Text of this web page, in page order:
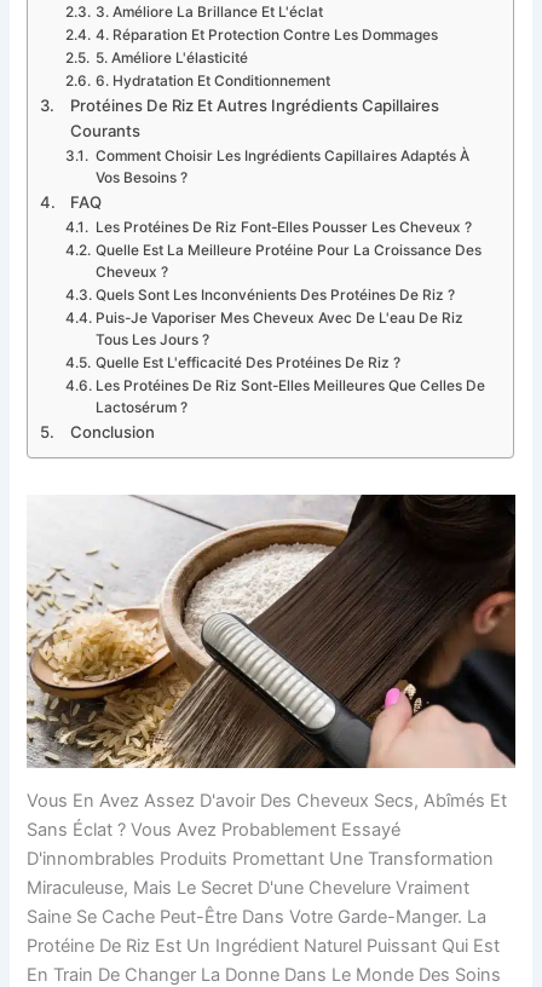
3. Améliore La Brillance Et L'éclat
4. Réparation Et Protection Contre Les Dommages
5. Améliore L'élasticité
6. Hydratation Et Conditionnement
Protéines De Riz Et Autres Ingrédients Capillaires
Courants
Comment Choisir Les Ingrédients Capillaires Adaptés À
Vos Besoins ?
FAQ
Les Protéines De Riz Font-Elles Pousser Les Cheveux ?
Quelle Est La Meilleure Protéine Pour La Croissance Des
Cheveux ?
Quels Sont Les Inconvénients Des Protéines De Riz ?
Puis-Je Vaporiser Mes Cheveux Avec De L'eau De Riz
Tous Les Jours ?
Quelle Est L'efficacité Des Protéines De Riz ?
Les Protéines De Riz Sont-Elles Meilleures Que Celles De
Lactosérum ?
Conclusion
Vous En Avez Assez D'avoir Des Cheveux Secs, Abîmés Et
Sans Éclat ? Vous Avez Probablement Essayé
D'innombrables Produits Promettant Une Transformation
Miraculeuse, Mais Le Secret D'une Chevelure Vraiment
Saine Se Cache Peut-Être Dans Votre Garde-Manger. La
Protéine De Riz Est Un Ingrédient Naturel Puissant Qui Est
En Train De Changer La Donne Dans Le Monde Des Soins